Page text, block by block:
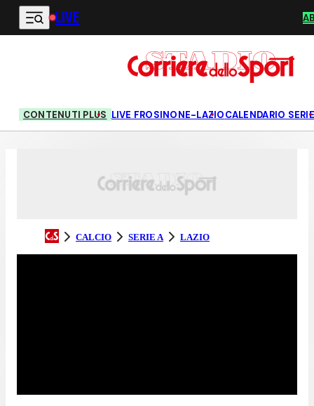
Vai al contenuto principale
LIVE
CONTENUTI PLUS LIVE FROSINONE-LAZIOCALENDARIO
CALCIO SERIE A LAZIO